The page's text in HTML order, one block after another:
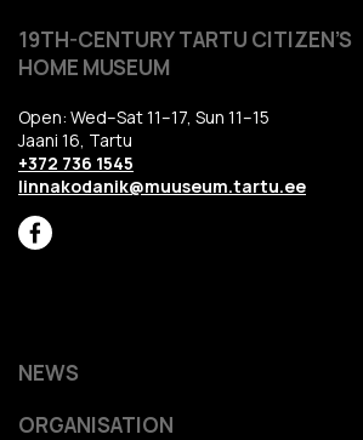
19TH-CENTURY TARTU CITIZEN’S
HOME MUSEUM
Open: Wed–Sat 11–17, Sun 11–15
Jaani 16, Tartu
+372 736 1545
linnakodanik@muuseum.tartu.ee
ORGANISATION
NEWS